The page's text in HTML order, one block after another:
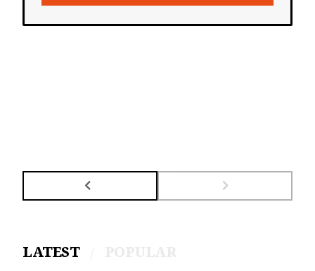
LATEST